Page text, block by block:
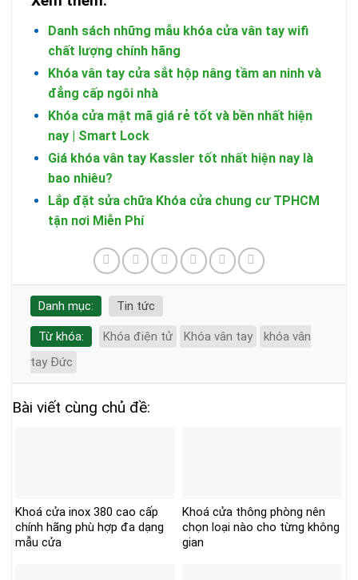
Danh sách những mẫu khóa cửa vân tay wifi
chất lượng chính hãng
Khóa vân tay cửa sắt hộp nâng tầm an ninh và
đẳng cấp ngôi nhà
Khóa cửa mật mã giá rẻ tốt và bền nhất hiện
nay | Smart Lock
Giá khóa vân tay Kassler tốt nhất hiện nay là
bao nhiêu?
Lắp đặt sửa chữa Khóa cửa chung cư TPHCM
tận nơi Miễn Phí
Danh mục: Tin tức
Từ khóa: Khóa điện tử Khóa vân tay
khóa vân
tay Đức
Bài viết cùng chủ đề:
Khoá cửa inox 380 cao cấp
chính hãng phù hợp đa dạng
mẫu cửa
Khoá cửa thông phòng nên
chọn loại nào cho từng không
gian